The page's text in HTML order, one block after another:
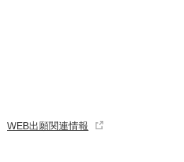
WEB出願関連情報